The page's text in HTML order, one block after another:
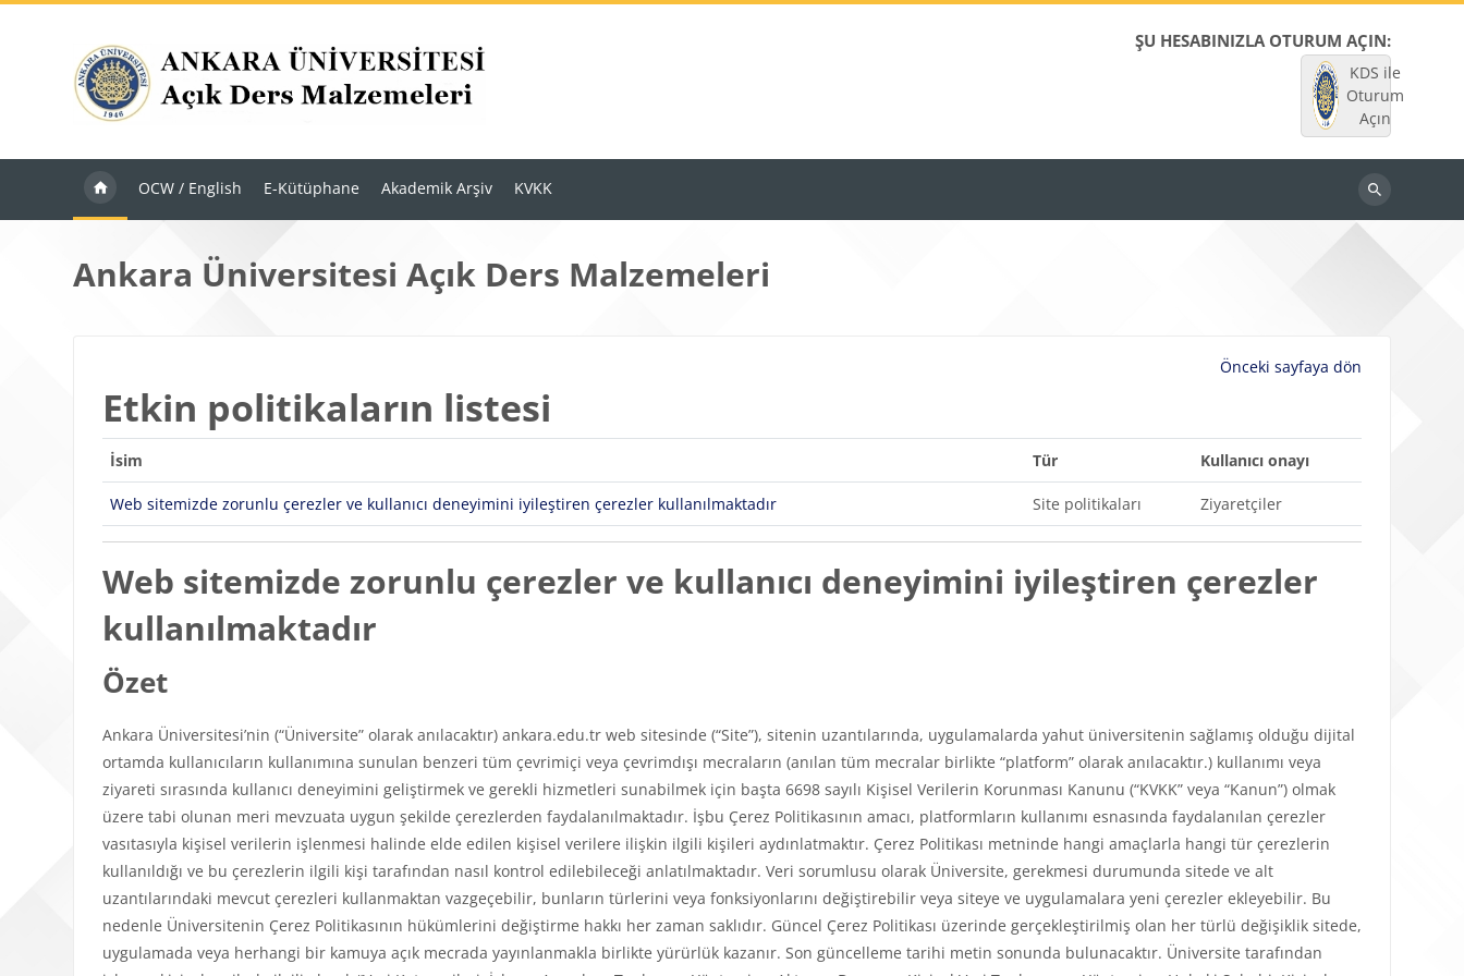
ŞU HESABINIZLA OTURUM AÇIN:
KDS ile
Oturum
Açın
OCW / English E-Kütüphane Akademik Arşiv KVKK
Dersleri
ara
Ankara Üniversitesi Açık Ders Malzemeleri
Önceki sayfaya dön
Etkin politikaların listesi
İsim Tür Kullanıcı onayı
Web sitemizde zorunlu çerezler ve kullanıcı deneyimini iyileştiren çerezler kullanılmaktadır Site politikaları Ziyaretçiler
Web sitemizde zorunlu çerezler ve kullanıcı deneyimini iyileştiren çerezler
kullanılmaktadır
Özet
Ankara Üniversitesi’nin (“Üniversite” olarak anılacaktır) ankara.edu.tr web sitesinde (“Site”), sitenin uzantılarında, uygulamalarda yahut üniversitenin sağlamış olduğu dijital
ortamda kullanıcıların kullanımına sunulan benzeri tüm çevrimiçi veya çevrimdışı mecraların (anılan tüm mecralar birlikte “platform” olarak anılacaktır.) kullanımı veya
ziyareti sırasında kullanıcı deneyimini geliştirmek ve gerekli hizmetleri sunabilmek için başta 6698 sayılı Kişisel Verilerin Korunması Kanunu (“KVKK” veya “Kanun”) olmak
üzere tabi olunan meri mevzuata uygun şekilde çerezlerden faydalanılmaktadır. İşbu Çerez Politikasının amacı, platformların kullanımı esnasında faydalanılan çerezler
vasıtasıyla kişisel verilerin işlenmesi halinde elde edilen kişisel verilere ilişkin ilgili kişileri aydınlatmaktır. Çerez Politikası metninde hangi amaçlarla hangi tür çerezlerin
kullanıldığı ve bu çerezlerin ilgili kişi tarafından nasıl kontrol edilebileceği anlatılmaktadır. Veri sorumlusu olarak Üniversite, gerekmesi durumunda sitede ve alt
uzantılarındaki mevcut çerezleri kullanmaktan vazgeçebilir, bunların türlerini veya fonksiyonlarını değiştirebilir veya siteye ve uygulamalara yeni çerezler ekleyebilir. Bu
nedenle Üniversitenin Çerez Politikasının hükümlerini değiştirme hakkı her zaman saklıdır. Güncel Çerez Politikası üzerinde gerçekleştirilmiş olan her türlü değişiklik sitede,
uygulamada veya herhangi bir kamuya açık mecrada yayınlanmakla birlikte yürürlük kazanır. Son güncelleme tarihi metin sonunda bulunacaktır. Üniversite tarafından